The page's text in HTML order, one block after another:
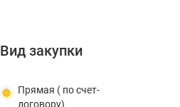
Вид закупки
Прямая ( по счет-
договору)